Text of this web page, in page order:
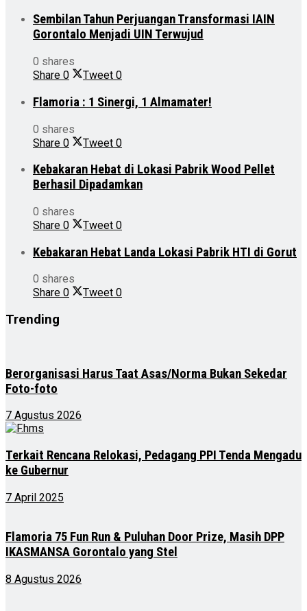
Sembilan Tahun Perjuangan Transformasi IAIN
Gorontalo Menjadi UIN Terwujud
0 shares
Share 0 Tweet 0
Flamoria : 1 Sinergi, 1 Almamater!
0 shares
Share 0 Tweet 0
Kebakaran Hebat di Lokasi Pabrik Wood Pellet
Berhasil Dipadamkan
0 shares
Share 0 Tweet 0
Kebakaran Hebat Landa Lokasi Pabrik HTI di Gorut
0 shares
Share 0 Tweet 0
Trending
Berorganisasi Harus Taat Asas/Norma Bukan Sekedar
Foto-foto
7 Agustus 2026
Terkait Rencana Relokasi, Pedagang PPI Tenda Mengadu
ke Gubernur
7 April 2025
Flamoria 75 Fun Run & Puluhan Door Prize, Masih DPP
IKASMANSA Gorontalo yang Stel
8 Agustus 2026